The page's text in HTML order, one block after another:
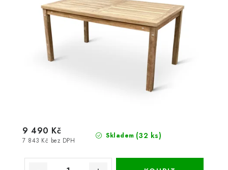
Skladem (32 ks)
7 843 Kč bez DPH
9 490 Kč